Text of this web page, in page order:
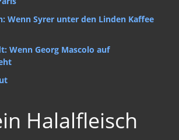
Wenn Syrer unter den Linden Kaffee
Wenn Georg Mascolo auf
Halalfleisch